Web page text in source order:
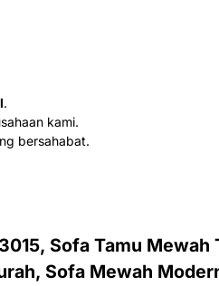
.
kami.
bersahabat.
Sofa Tamu Mewah
Sofa Mewah